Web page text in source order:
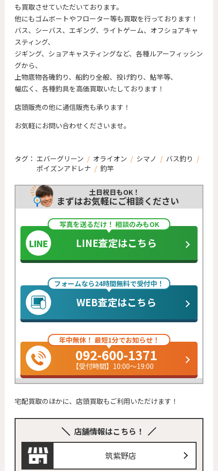
も買取させていただいております。
他にもゴムボートやフローター等も買取を行っております！
バス、シーバス、エギング、ライトゲーム、オフショアキャ
スティング、
ジギング、ショアキャスティングなど、各種ルアーフィッシン
グから、
上物底物各磯釣り、船釣り全般、投げ釣り、鮎竿等、
幅広く、各種釣具を高価買取いたしております！
店頭販売の他に通信販売も承ります！
お気軽にお問い合わせくださいませ。
タグ： エバーグリーン / オライオン / シマノ / バス釣り /
ポイズンアドレナ / 釣竿
土日祝日もOK！
まずはお気軽にご相談ください
写真を送るだけ！ 相談のみもOK
LINE査定はこちら
フォームなら24時間無料で受付中！
WEB査定はこちら
年中無休！ 最短1分でお知らせ！
092-600-1371
【受付時間】10:00～19:00
宅配買取のほかに、店頭買取もご利用いただけます！
店舗情報はこちら！
筑紫野店